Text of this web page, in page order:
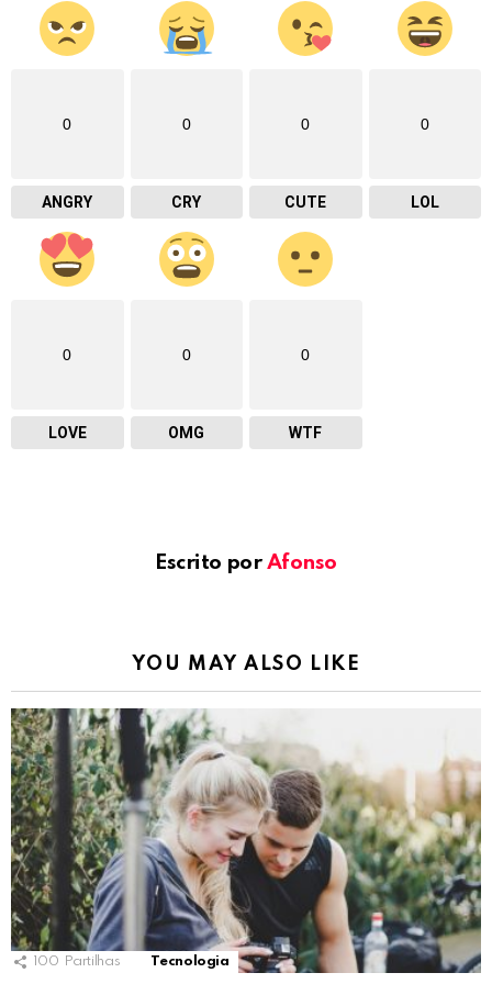
0
ANGRY
0
CRY
0
CUTE
0
LOL
0
LOVE
0
OMG
0
WTF
Escrito por Afonso
YOU MAY ALSO LIKE
100 Partilhas Tecnologia